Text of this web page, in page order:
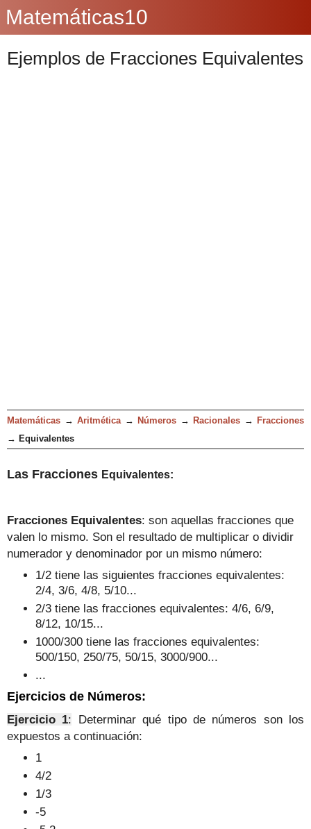
Matemáticas10
Ejemplos de Fracciones Equivalentes
Matemáticas → Aritmética → Números → Racionales → Fracciones
→ Equivalentes
Las Fracciones Equivalentes:
Fracciones Equivalentes: son aquellas fracciones que
valen lo mismo. Son el resultado de multiplicar o dividir
numerador y denominador por un mismo número:
1/2 tiene las siguientes fracciones equivalentes:
2/4, 3/6, 4/8, 5/10...
2/3 tiene las fracciones equivalentes: 4/6, 6/9,
8/12, 10/15...
1000/300 tiene las fracciones equivalentes:
500/150, 250/75, 50/15, 3000/900...
...
Ejercicios de Números:
Ejercicio 1: Determinar qué tipo de números son los
expuestos a continuación:
1
4/2
1/3
-5